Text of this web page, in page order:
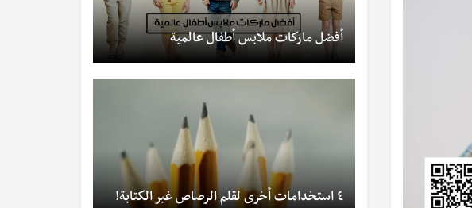
أفضل ماركات ملابس أطفال عالمية
٤ استخدامات أخرى لقلم الرصاص غير الكتابة!